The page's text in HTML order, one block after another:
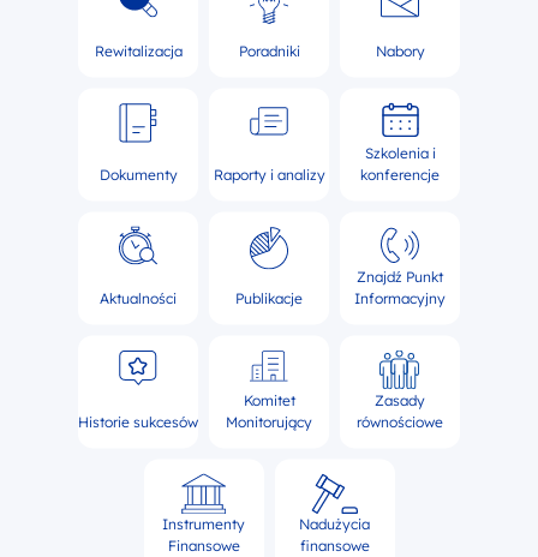
Rewitalizacja Poradniki Nabory
Dokumenty Raporty i analizy
Szkolenia i
konferencje
Aktualności Publikacje
Znajdź Punkt
Informacyjny
Historie sukcesów
Komitet
Monitorujący
Zasady
równościowe
Instrumenty
Finansowe
Nadużycia
finansowe